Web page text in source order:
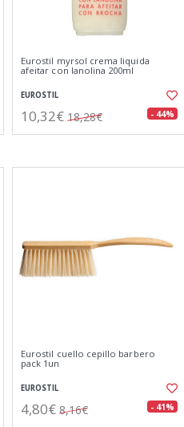
Eurostil myrsol crema liquida
afeitar con lanolina 200ml
EUROSTIL
10,32€ 18,28€ - 44%
Eurostil cuello cepillo barbero
pack 1un
EUROSTIL
4,80€ 8,16€ - 41%